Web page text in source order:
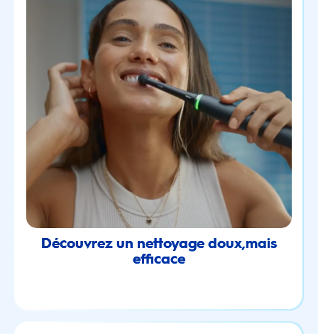
Découvrez un nettoyage doux,mais
efficace